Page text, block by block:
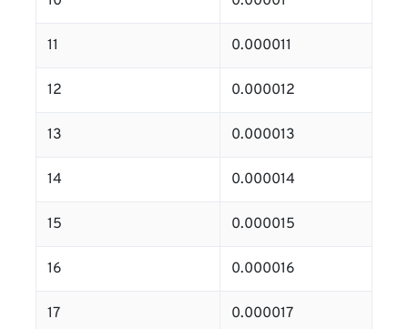
11 0.000011
12 0.000012
13 0.000013
14 0.000014
15 0.000015
16 0.000016
17 0.000017